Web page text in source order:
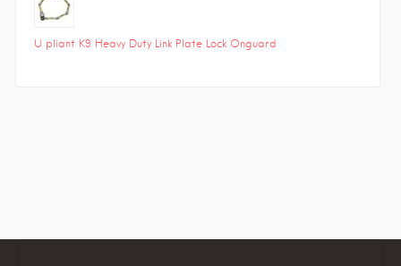
U pliant K9 Heavy Duty Link Plate Lock Onguard